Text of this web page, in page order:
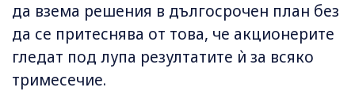
да взема решения в дългосрочен план без
да се притеснява от това, че акционерите
гледат под лупа резултатите ѝ за всяко
тримесечие.